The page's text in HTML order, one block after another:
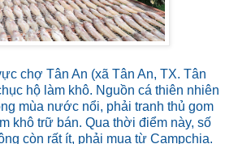
chợ Tân An (xã Tân An, TX. Tân
hộ làm khô. Nguồn cá thiên nhiên
mùa nước nổi, phải tranh thủ gom
khô trữ bán. Qua thời điểm này, số
còn rất ít, phải mua từ Campchia.